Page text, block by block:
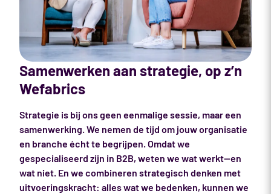
Samenwerken aan strategie, op z’n
Wefabrics
Strategie is bij ons geen eenmalige sessie, maar een
samenwerking. We nemen de tijd om jouw organisatie
en branche écht te begrijpen. Omdat we
gespecialiseerd zijn in B2B, weten we wat werkt—en
wat niet. En we combineren strategisch denken met
uitvoeringskracht: alles wat we bedenken, kunnen we